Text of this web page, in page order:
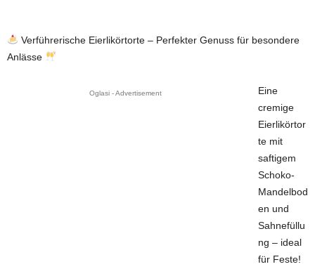
Verführerische Eierlikörtorte – Perfekter Genuss für besondere
Anlässe
Oglasi - Advertisement
Eine
cremige
Eierlikörtor
te mit
saftigem
Schoko-
Mandelbod
en und
Sahnefüllu
ng – ideal
für Feste!